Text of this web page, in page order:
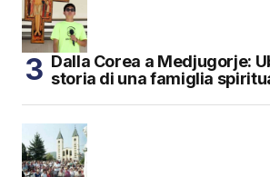
Dalla Corea a Medjugorje:
storia di una famiglia